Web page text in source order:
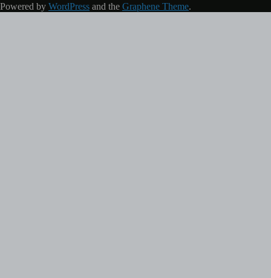
Powered by WordPress and the Graphene Theme.